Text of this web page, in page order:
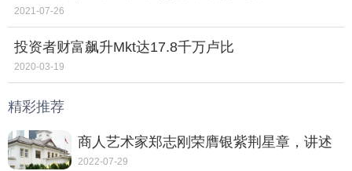
2021-07-26
投资者财富飙升Mkt达17.8千万卢比
2020-03-19
精彩推荐
商人艺术家郑志刚荣膺银紫荆星章，讲述
动人的中国故事
2022-07-29